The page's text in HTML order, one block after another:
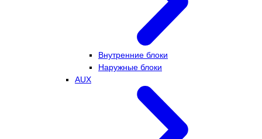
Внутренние блоки
Наружные блоки
AUX